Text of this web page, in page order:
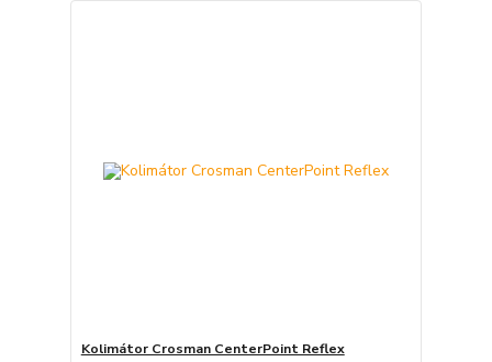
Kolimátor Crosman CenterPoint Reflex